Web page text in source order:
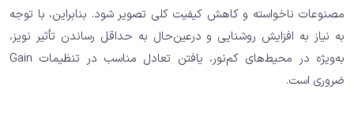
مصنوعات ناخواسته و کاهش کیفیت کلی تصویر شود. بنابراین، با توجه
به نیاز به افزایش روشنایی و درعین‌حال به حداقل رساندن تأثیر نویز،
به‌ویژه در محیط‌های کم‌نور، یافتن تعادل مناسب در تنظیمات Gain
ضروری است.